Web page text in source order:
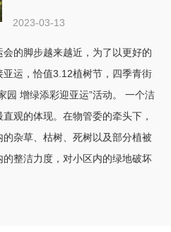
2023-03-13
的脚步越来越近，为了以更好的
运，恰值3.12植树节，四季青街
园 增绿添彩迎亚运”活动。 一个洁
观的体现。在物管委的牵头下，
杂草、枯树、死树以及部分植被
整洁力度，对小区内的绿地破坏